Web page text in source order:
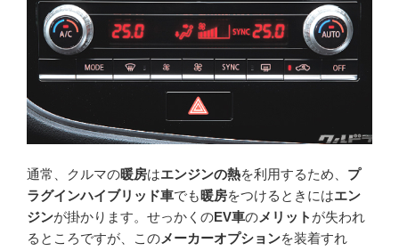
通常、クルマの暖房はエンジンの熱を利用するため、 プ
ラグインハイブリッド車でも暖房をつけるときにはエン
ジンが掛かります。せっかくのEV車のメリット が失われ
るところですが、このメーカーオプションを装着すれ